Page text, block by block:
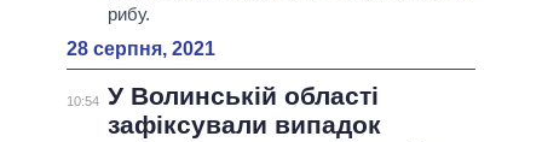
рибу.
28 серпня, 2021
10:54 У Волинській області
зафіксували випадок